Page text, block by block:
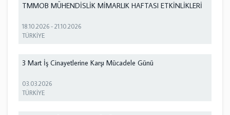
TMMOB MÜHENDİSLİK MİMARLIK HAFTASI ETKİNLİKLERİ
18.10.2026 -21.10.2026
TÜRKİYE
3 Mart İş Cinayetlerine Karşı Mücadele Günü
03.03.2026
TÜRKİYE